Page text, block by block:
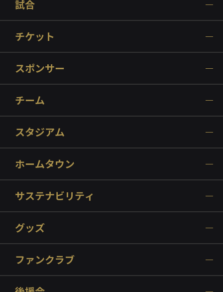
試合
チケット
スポンサー
チーム
スタジアム
ホームタウン
サステナビリティ
グッズ
ファンクラブ